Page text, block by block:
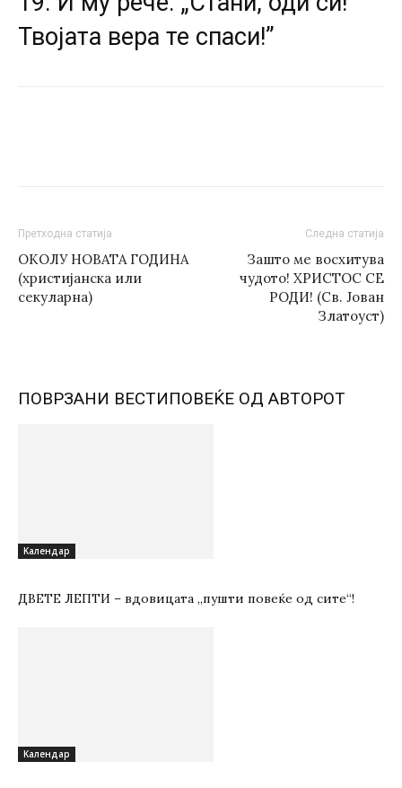
Твојата вера те спаси!”
Претходна статија
ОКОЛУ НОВАТА ГОДИНА
(христијанска или
секуларна)
Следна статија
Зашто ме восхитува
чудото! ХРИСТОС СЕ
РОДИ! (Св. Јован
Златоуст)
ПОВРЗАНИ ВЕСТИПОВЕЌЕ ОД АВТОРОТ
Kалендар
ДВЕТЕ ЛЕПТИ – вдовицата „пушти повеќе од сите“!
Kалендар